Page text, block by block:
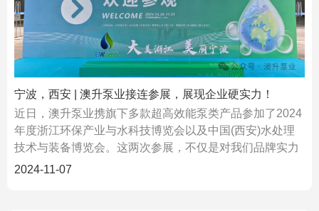
宁波，西安 | 澳升泵业接连参展，展现企业硬实力！
近日，澳升泵业携旗下多款超高效能泵类产品参加了2024
年度浙江环保产业与水科技博览会以及中国(西安)水处理
技术与装备博览会。这两次参展，不仅是对我们品牌实力
的一次全面展示，更是对“探索极致节能”成果的...
2024-11-07